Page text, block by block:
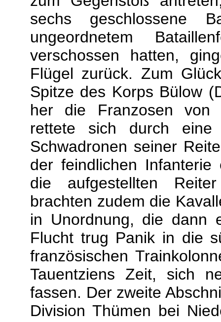
sechs geschlossene
ungeordnetem
verschossen hatten,
Flügel zurück. Zum
Spitze des Korps Bülow
her die Franzosen von
rettete sich durch eine
Schwadronen seiner
der feindlichen
die aufgestellten
brachten zudem die
in Unordnung, die dann
Flucht trug Panik in die
französischen
Tauentziens Zeit, sich
fassen. Der zweite
Division Thümen bei